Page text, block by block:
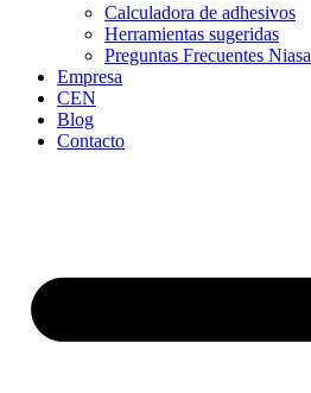
Calculadora de adhesivos
Herramientas sugeridas
Preguntas Frecuentes Niasa
Empresa
CEN
Blog
Contacto